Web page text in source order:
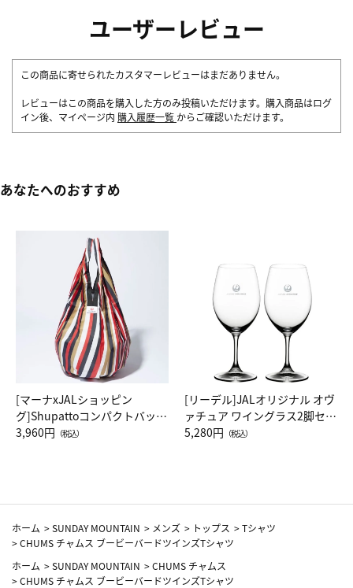
ユーザーレビュー
この商品に寄せられたカスタマーレビューはまだありません。
レビューはこの商品を購入した方のみ投稿いただけます。購入商品はログ
イン後、マイページ内 購入履歴一覧 からご確認いただけます。
あなたへのおすすめ
[マーナxJALショッピン
グ]Shupattoコンパクトバッグ
Drop JAL客室乗務員（LC）ス
3,960円 （税込）
[リーデル]JALオリジナル オヴ
ァチュア ワイングラス2脚セッ
ト（レッドワイン）
5,280円 （税込）
ホーム >SUNDAY MOUNTAIN > メンズ > トップス >Tシャツ
>CHUMS チャムス ブービーバードツインズTシャツ
ホーム >SUNDAY MOUNTAIN >CHUMS チャムス
>CHUMS チャムス ブービーバードツインズTシャツ